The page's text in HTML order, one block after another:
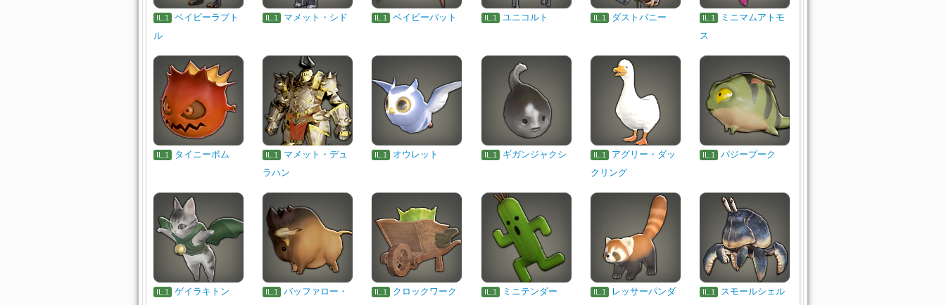
IL.1
ベイビーラプト
ル
IL.1 マメット・シド IL.1 ベイビーバット IL.1 ユニコルト IL.1 ダストバニー IL.1
ミニマムアトモ
ス
IL.1 タイニーボム IL.1
マメット・デュ
ラハン
IL.1 オウレット IL.1 ギガンジャクシ IL.1
アグリー・ダッ
クリング
IL.1 パジープーク
IL.1 ゲイラキトン IL.1
バッファロー・
IL.1
クロックワーク
IL.1 ミニテンダー IL.1 レッサーパンダ IL.1 スモールシェル